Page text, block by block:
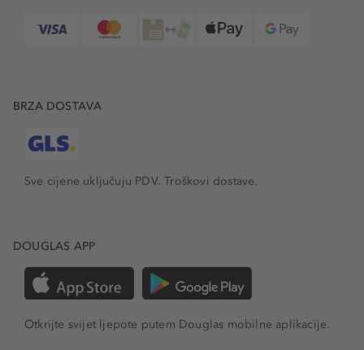
BRZA DOSTAVA
Sve cijene uključuju PDV.Troškovi dostave.
DOUGLAS APP
Otkrijte svijet ljepote putem Douglas mobilne aplikacije.